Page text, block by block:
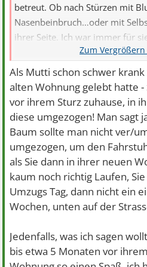
betreut. Ob nach Stürzen mit
Nasenbeinbruch…oder mit
ihrer Seite. Ich war immer für
Als Mutti schon schwer
alten Wohnung gelebt hatte
vor ihrem Sturz zuhause, in
diese umgezogen! Man sagt
Baum sollte man nicht ver/
umgezogen, um den
als Sie dann in ihrer neuen
kaum noch richtig Laufen,
Umzugs Tag, dann nicht ein
Wochen, unten auf der
Jedenfalls, was ich sagen
bis etwa 5 Monaten vor